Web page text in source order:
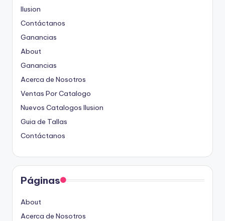
Ilusion
Contáctanos
Ganancias
About
Ganancias
Acerca de Nosotros
Ventas Por Catalogo
Nuevos Catalogos Ilusion
Guia de Tallas
Contáctanos
Páginas
About
Acerca de Nosotros